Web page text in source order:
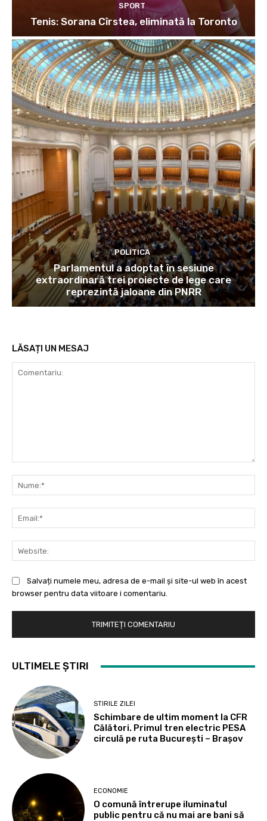
SPORT
Tenis: Sorana Cîrstea, eliminată la Toronto
POLITICA
Parlamentul a adoptat în sesiune
extraordinară trei proiecte de lege care
reprezintă jaloane din PNRR
LĂSAȚI UN MESAJ
Salvați numele meu, adresa de e-mail și site-ul web în acest
browser pentru data viitoare i comentariu.
ULTIMELE ȘTIRI
STIRILE ZILEI
Schimbare de ultim moment la CFR
Călători. Primul tren electric PESA
circulă pe ruta București – Brașov
ECONOMIE
O comună întrerupe iluminatul
public pentru că nu mai are bani să